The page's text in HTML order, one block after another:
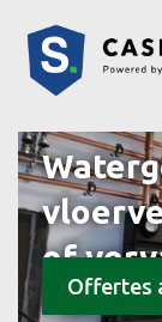
of
Offertes